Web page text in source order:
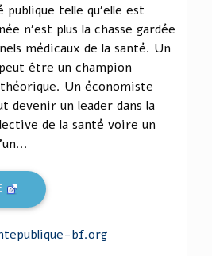
publique telle qu'elle est
n'est plus la chasse gardée
médicaux de la santé. Un
être un champion
Un économiste
devenir un leader dans la
de la santé voire un
bf.org